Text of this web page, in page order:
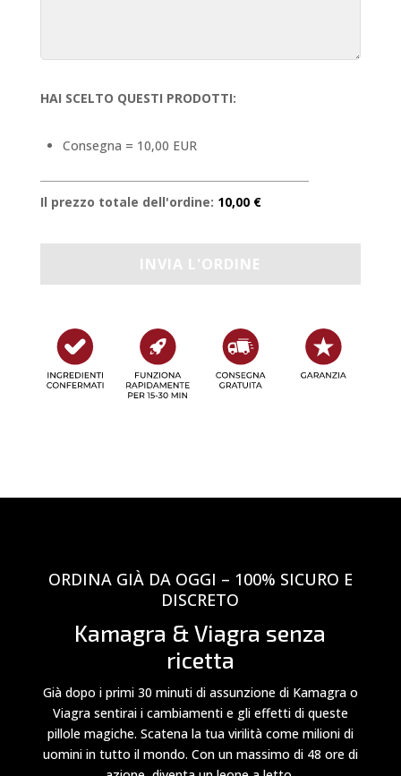
HAI SCELTO QUESTI PRODOTTI:
Consegna = 10,00 EUR
Il prezzo totale dell'ordine: 10,00 €
ORDINA GIÀ DA OGGI – 100% SICURO E
DISCRETO
Kamagra & Viagra senza
ricetta
Già dopo i primi 30 minuti di assunzione di Kamagra o
Viagra sentirai i cambiamenti e gli effetti di queste
pillole magiche. Scatena la tua virilità come milioni di
uomini in tutto il mondo. Con un massimo di 48 ore di